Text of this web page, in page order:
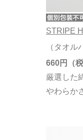
STRIPE
（タオ
厳選した
やわらか
660円